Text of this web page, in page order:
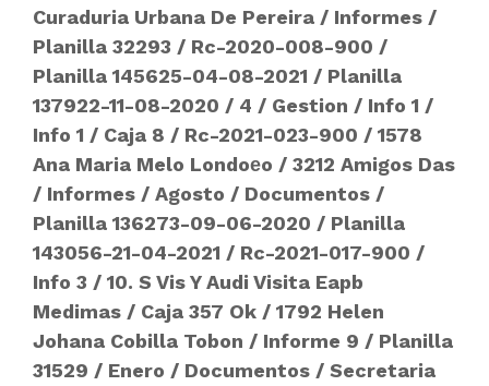
Curaduria Urbana De Pereira / Informes /
Planilla 32293 / Rc-2020-008-900 /
Planilla 145625-04-08-2021 / Planilla
137922-11-08-2020 / 4 / Gestion / Info 1 /
Info 1 / Caja 8 / Rc-2021-023-900 / 1578
Ana Maria Melo Londoеo / 3212 Amigos Das
/ Informes / Agosto / Documentos /
Planilla 136273-09-06-2020 / Planilla
143056-21-04-2021 / Rc-2021-017-900 /
Info 3 / 10. S Vis Y Audi Visita Eapb
Medimas / Caja 357 Ok / 1792 Helen
Johana Cobilla Tobon / Informe 9 / Planilla
31529 / Enero / Documentos / Secretaria